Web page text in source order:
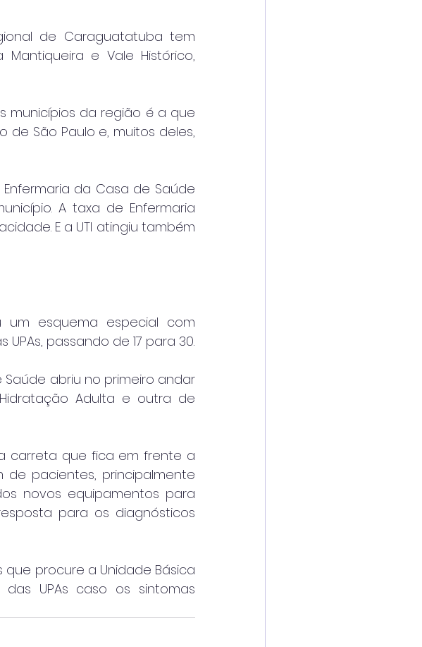
de Caraguatatuba tem
e Vale Histórico,
municípios da região é a que
São Paulo e, muitos deles,
da Casa de Saúde
A taxa de Enfermaria
E a UTI atingiu também
um esquema especial com
passando de 17 para 30.
Saúde abriu no primeiro andar
Adulta e outra de
carreta que fica em frente a
de pacientes, principalmente
novos equipamentos para
para os diagnósticos
procure a Unidade Básica
UPAs caso os sintomas